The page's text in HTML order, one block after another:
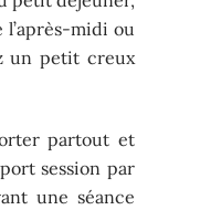
midi ou
un petit creux
partout et
session par
une séance